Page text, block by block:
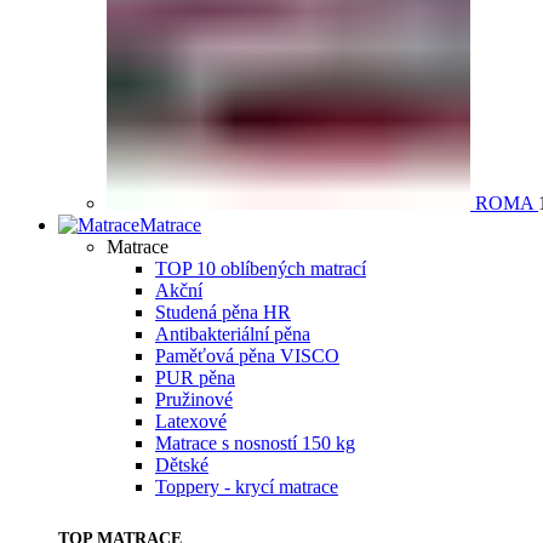
ROMA
Matrace
Matrace
TOP 10 oblíbených matrací
Akční
Studená pěna HR
Antibakteriální pěna
Paměťová pěna VISCO
PUR pěna
Pružinové
Latexové
Matrace s nosností 150 kg
Dětské
Toppery - krycí matrace
TOP MATRACE